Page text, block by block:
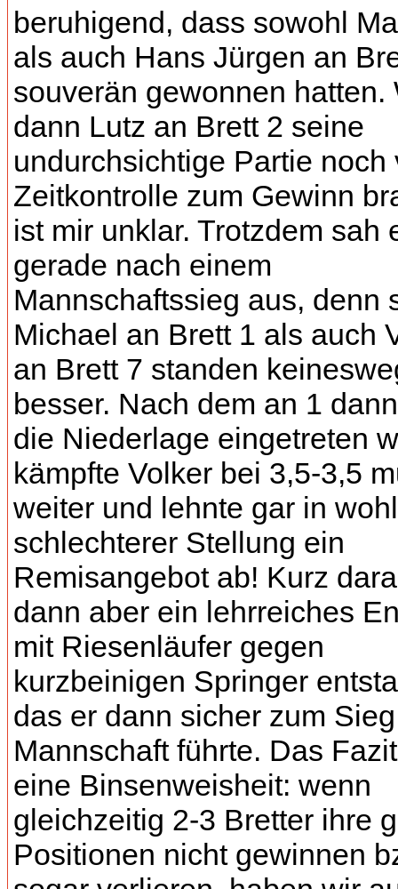
beruhigend, dass sowohl
als auch Hans Jürgen an
souverän gewonnen hatten.
dann Lutz an Brett 2 seine
undurchsichtige Partie noch
Zeitkontrolle zum Gewinn
ist mir unklar. Trotzdem sah
gerade nach einem
Mannschaftssieg aus, denn
Michael an Brett 1 als auch
an Brett 7 standen
besser. Nach dem an 1
die Niederlage eingetreten
kämpfte Volker bei 3,5-3,5
weiter und lehnte gar in wohl
schlechterer Stellung ein
Remisangebot ab! Kurz
dann aber ein lehrreiches
mit Riesenläufer gegen
kurzbeinigen Springer
das er dann sicher zum
Mannschaft führte. Das
eine Binsenweisheit: wenn
gleichzeitig 2-3 Bretter ihre
Positionen nicht gewinnen